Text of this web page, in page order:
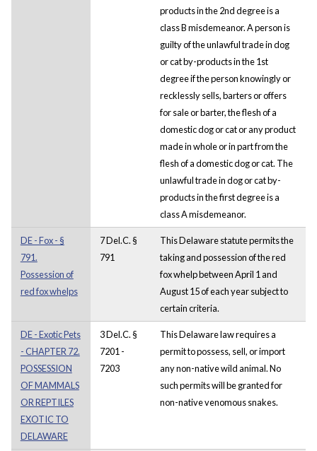
products in the 2nd degree is a
class B misdemeanor. A person is
guilty of the unlawful trade in dog
or cat by-products in the 1st
degree if the person knowingly or
recklessly sells, barters or offers
for sale or barter, the flesh of a
domestic dog or cat or any product
made in whole or in part from the
flesh of a domestic dog or cat. The
unlawful trade in dog or cat by-
products in the first degree is a
class A misdemeanor.
DE - Fox - §
791.
Possession of
red fox whelps
7 Del.C. §
791
This Delaware statute permits the
taking and possession of the red
fox whelp between April 1 and
August 15 of each year subject to
certain criteria.
DE - Exotic Pets
- CHAPTER 72.
POSSESSION
OF MAMMALS
OR REPTILES
EXOTIC TO
DELAWARE
3 Del.C. §
7201 -
7203
This Delaware law requires a
permit to possess, sell, or import
any non-native wild animal. No
such permits will be granted for
non-native venomous snakes.